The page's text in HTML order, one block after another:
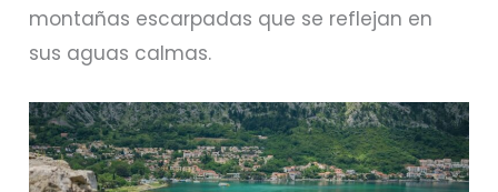
montañas escarpadas que se reflejan en
sus aguas calmas.